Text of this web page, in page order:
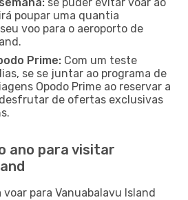
poupar uma quantia
voo para o aeroporto de
Prime: Com um teste
se se juntar ao programa de
Opodo Prime ao reservar a
de ofertas exclusivas
ano para visitar
para Vanuabalavu Island